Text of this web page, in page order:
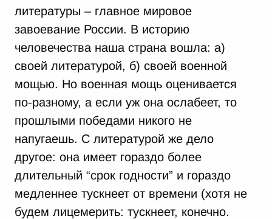
литературы – главное мировое
завоевание России. В историю
человечества наша страна вошла: а)
своей литературой, б) своей военной
мощью. Но военная мощь оценивается
по-разному, а если уж она ослабеет, то
прошлыми победами никого не
напугаешь. С литературой же дело
другое: она имеет гораздо более
длительный “срок годности” и гораздо
медленнее тускнеет от времени (хотя не
будем лицемерить: тускнеет, конечно.